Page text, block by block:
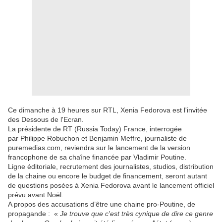
Ce dimanche à 19 heures sur RTL, Xenia Fedorova est l'invitée
des Dessous de l'Ecran.
La présidente de RT (Russia Today) France, interrogée
par Philippe Robuchon et Benjamin Meffre, journaliste de
puremedias.com, reviendra sur le lancement de la version
francophone de sa chaîne financée par Vladimir Poutine.
Ligne éditoriale, recrutement des journalistes, studios, distribution
de la chaine ou encore le budget de financement, seront autant
de questions posées à Xenia Fedorova avant le lancement officiel
prévu avant Noël.
A propos des accusations d’être une chaine pro-Poutine, de
propagande : « Je trouve que c'est très cynique de dire ce genre